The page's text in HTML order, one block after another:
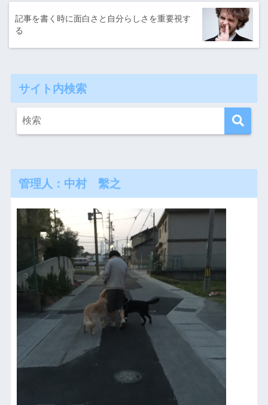
記事を書く時に面白さと自分らしさを重要視す
る
サイト内検索
管理人：中村 繫之